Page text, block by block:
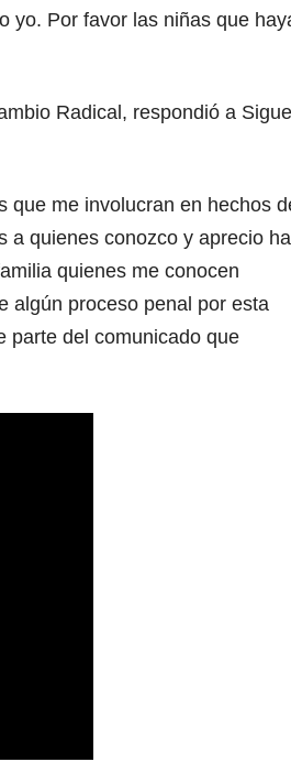
yo. Por favor las niñas que
Radical, respondió a Sigue
que me involucran en hechos
a quienes conozco y aprecio
quienes me conocen
algún proceso penal por esta
parte del comunicado que